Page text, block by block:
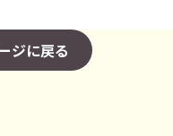
ジに戻る